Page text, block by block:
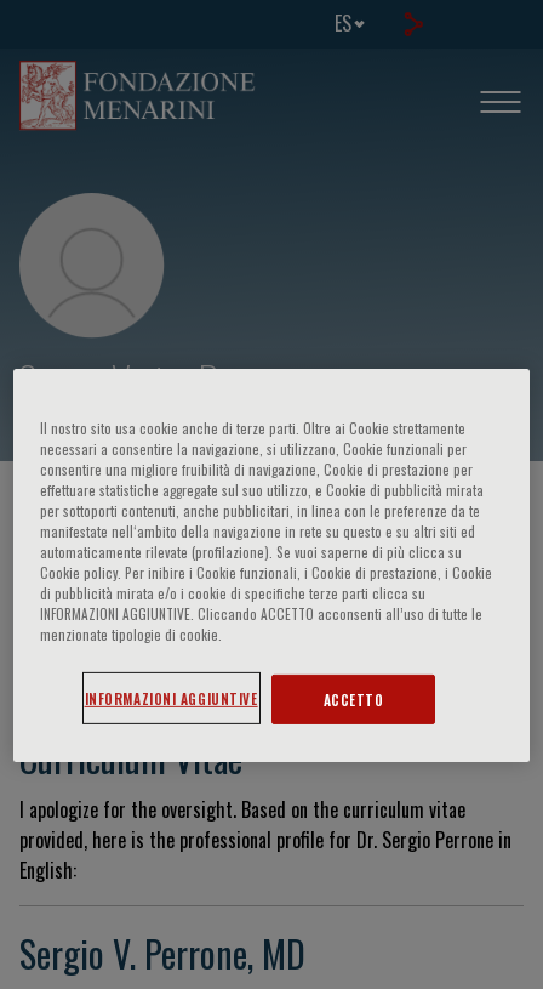
ES
Sergio Victor Perrone
HOME PAGE / CURSOS Y EVENTOS / ORADOR
Sergio Victor Perrone
Currículum Vitae
I apologize for the oversight. Based on the curriculum vitae
provided, here is the professional profile for Dr. Sergio Perrone in
English:
Sergio V. Perrone, MD
Il nostro sito usa cookie anche di terze parti. Oltre ai Cookie strettamente
necessari a consentire la navigazione, si utilizzano, Cookie funzionali per
consentire una migliore fruibilità di navigazione, Cookie di prestazione per
effettuare statistiche aggregate sul suo utilizzo, e Cookie di pubblicità mirata
per sottoporti contenuti, anche pubblicitari, in linea con le preferenze da te
manifestate nell‘ambito della navigazione in rete su questo e su altri siti ed
automaticamente rilevate (profilazione). Se vuoi saperne di più clicca su
Cookie policy. Per inibire i Cookie funzionali, i Cookie di prestazione, i Cookie
di pubblicità mirata e/o i cookie di specifiche terze parti clicca su
INFORMAZIONI AGGIUNTIVE. Cliccando ACCETTO acconsenti all’uso di tutte le
menzionate tipologie di cookie.
INFORMAZIONI AGGIUNTIVE ACCETTO